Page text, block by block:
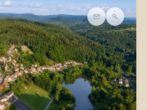
Contact